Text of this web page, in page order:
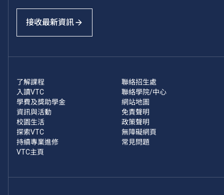
接收最新資訊
了解課程
入讀VTC
學費及獎助學金
資訊與活動
校園生活
探索VTC
持續專業進修
VTC主頁
聯絡招生處
聯絡學院/中心
網站地圖
免責聲明
政策聲明
無障礙網頁
常見問題